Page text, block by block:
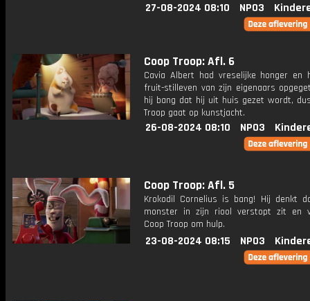
27-08-2024 08:10 NPO3
Coop Troop: Afl. 6
Cavia Albert had vreselijke honger en
fruit-stilleven van zijn eigenaars
hij bang dat hij uit huis gezet wordt,
Troop gaat op kunstjacht.
26-08-2024 08:10 NPO3
Coop Troop: Afl. 5
Krokodil Cornelius is bang! Hij denkt
monster in zijn riool verstopt zit en
Coop Troop om hulp.
23-08-2024 08:15 NPO3